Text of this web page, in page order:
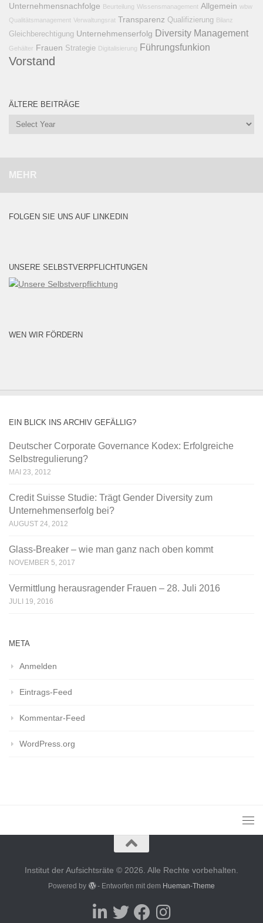
Unternehmensnachfolge Beurteilung Wissensmanagement Allgemein wbw
Qualitätsmanagement Verwaltungsrat Transparenz Qualifizierung Bilanz
Gleichberechtigung Unternehmenserfolg Diversity Management
Gehälter Frauen Strategie Digitalisierung Führungsfunkion
Vorstand
ÄLTERE BEITRÄGE
MEHR
FOLGEN SIE UNS AUF LINKEDIN
UNSERE SELBSTVERPFLICHTUNGEN
WEN WIR FÖRDERN
EIN BLICK INS ARCHIV GEFÄLLIG?
Deutscher Corporate Governance Kodex: Erfolgreiche
Selbstregulierung?
MAI 23, 2012
Credit Suisse Studie: Trägt Gender Diversity zum
Unternehmenserfolg bei?
AUGUST 24, 2012
Glass-Breaker – wie man ganz nach oben kommt
NOVEMBER 5, 2017
Vermittlung herausragender Frauen – 28. Juli 2016
JULI 19, 2016
META
Anmelden
Eintrags-Feed
Kommentar-Feed
WordPress.org
Institut der Aufsichtsräte © 2026. Alle Rechte vorbehalten.
Powered by - Entworfen mit dem Hueman-Theme